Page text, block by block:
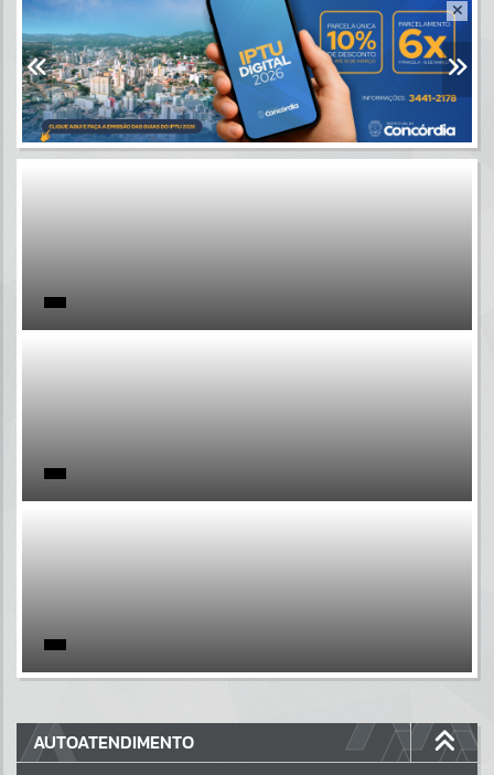
Portais
Por favor, aguarde...
Por favor, aguarde...
Por favor, aguarde...
GALERIAS
AUTOATENDIMENTO